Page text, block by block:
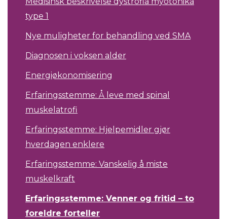
type 1
Nye muligheter for behandling ved SMA
Diagnosen i voksen alder
Energiøkonomisering
Erfaringsstemme: Å leve med spinal
muskelatrofi
Erfaringsstemme: Hjelpemidler gjør
hverdagen enklere
Erfaringsstemme: Vanskelig å miste
muskelkraft
Erfaringsstemme: Venner og fritid – to
foreldre forteller